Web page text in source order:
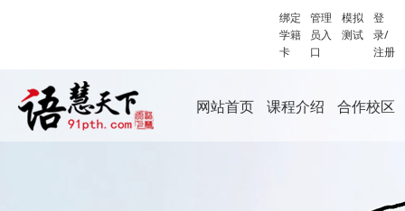
绑定
学籍
卡
管理
员入
口
模拟
测试
登
录/
注册
网站首页 课程介绍 合作校区